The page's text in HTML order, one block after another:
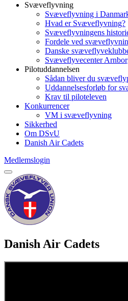
Svæveflyvning
Svæveflyvning i
Hvad er Svæveflyvning?
Svæveflyvningens
Fordele ved
Danske
Svæveflyvecenter
Pilotuddannelsen
Sådan bliver du
Uddannelsesforløb for
Krav til piloteleven
Konkurrencer
VM i svæveflyvning
Sikkerhed
Om DSvU
Danish Air Cadets
Medlemslogin
Danish Air Cadets